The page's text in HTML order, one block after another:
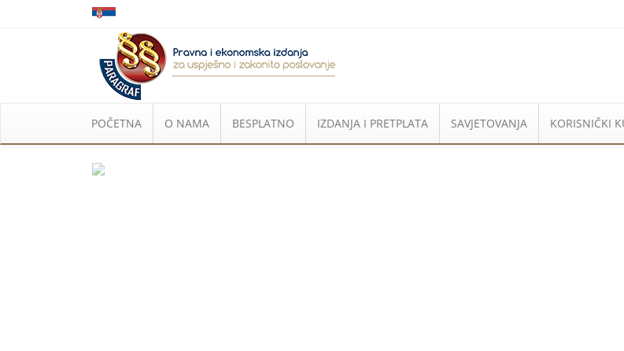
POČETNA O NAMA BESPLATNO IZDANJA I PRETPLATA SAVJETOVANJA KORISNIČKI